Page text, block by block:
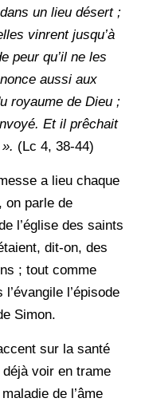
un lieu désert ;
vinrent jusqu’à
peur qu’il ne les
aussi aux
royaume de Dieu ;
Et il prêchait
(Lc 4, 38-44)
a lieu chaque
on parle de
l’église des saints
dit-on, des
; tout comme
l’épisode
Simon.
sur la santé
voir en trame
de l’âme